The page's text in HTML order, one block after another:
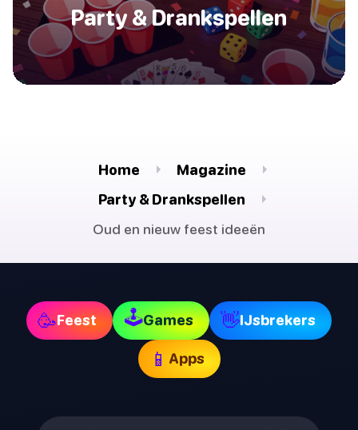
Party & Drankspellen
Home
Magazine
Party & Drankspellen
Oud en nieuw feest ideeën
🥳Feest 🕹Games 👋IJsbrekers
📱 Apps